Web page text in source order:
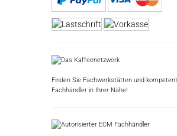
Finden Sie Fachwerkstätten und
Fachhändler in Ihrer Nähe!